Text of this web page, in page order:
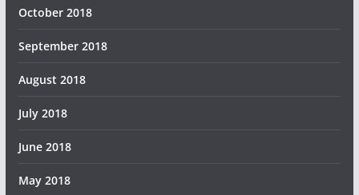
October 2018
September 2018
August 2018
July 2018
June 2018
May 2018